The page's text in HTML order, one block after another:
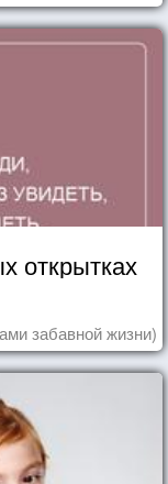
открытках
забавной жизни)